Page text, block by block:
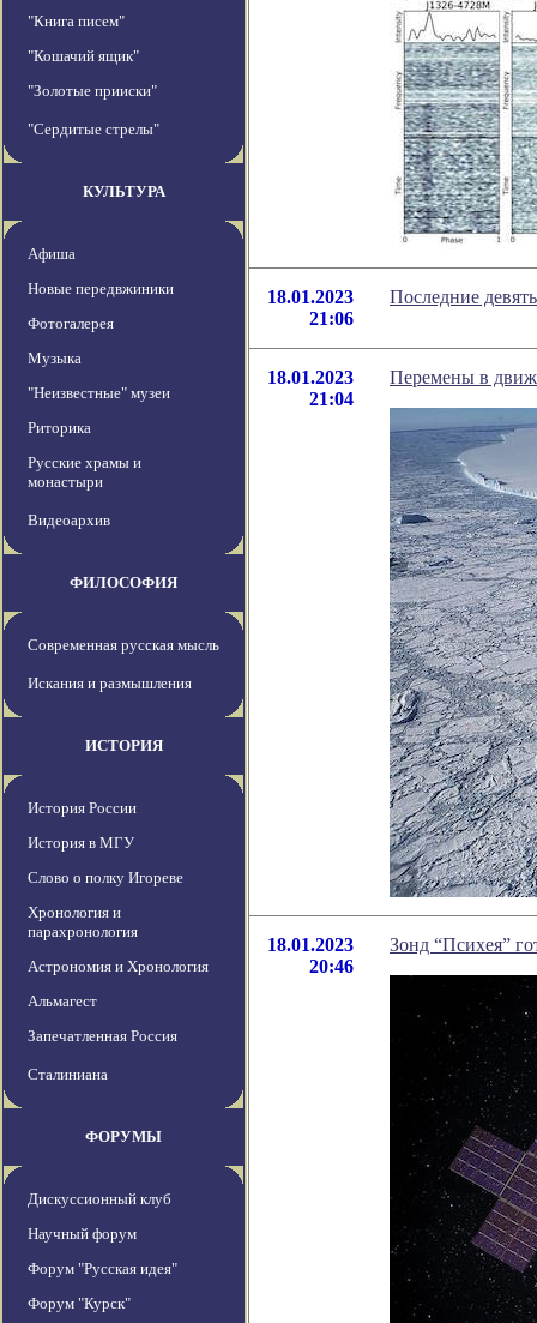
"Книга писем"
"Кошачий ящик"
"Золотые прииски"
"Сердитые стрелы"
КУЛЬТУРА
Афиша
Новые передвжиники
Фотогалерея
Музыка
"Неизвестные" музеи
Риторика
Русские храмы и
монастыри
Видеоархив
ФИЛОСОФИЯ
Современная русская мысль
Искания и размышления
ИСТОРИЯ
История России
История в МГУ
Слово о полку Игореве
Хронология и
парахронология
Астрономия и Хронология
Альмагест
Запечатленная Россия
Сталиниана
ФОРУМЫ
Дискуссионный клуб
Научный форум
Форум "Русская идея"
Форум "Курск"
18.01.2023
21:06
Последние
18.01.2023
21:04
Перемены в
18.01.2023
20:46
Зонд “Психея”